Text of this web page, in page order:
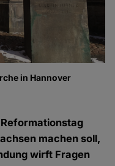
in Hannover
machen soll,
wirft Fragen